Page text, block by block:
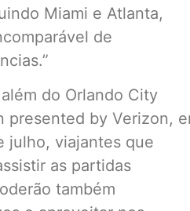
Miami e Atlanta,
de
do Orlando City
presented by Verizon,
julho, viajantes que
as partidas
também